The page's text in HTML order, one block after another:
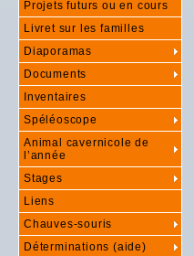
Projets futurs ou en cours
Livret sur les familles
Diaporamas
Documents
Inventaires
Spéléoscope
Animal cavernicole de
l’année
Stages
Liens
Chauves-souris
Déterminations (aide)